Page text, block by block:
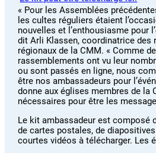
« Pour les Assemblées
les cultes réguliers étaient
nouvelles et l’enthousiasme pour
dit Arli Klassen, coordinatrice des
régionaux de la CMM. « Comme
rassemblements ont vu leur
ou sont passés en ligne, nous
être nos ambassadeurs pour
donne aux églises membres de la
nécessaires pour être les
Le kit ambassadeur est composé
de cartes postales, de
courtes vidéos à télécharger. Les